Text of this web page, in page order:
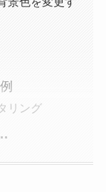
リング